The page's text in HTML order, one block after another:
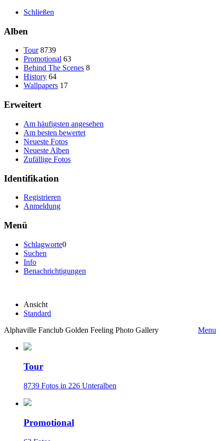
Schließen
Alben
Tour 8739
Promotional 63
Behind The Scenes 8
History 64
Wallpapers 17
Erweitert
Am häufigsten angesehen
Am besten bewertet
Neueste Fotos
Neueste Alben
Zufällige Fotos
Identifikation
Registrieren
Anmeldung
Menü
Schlagworte0
Suchen
Info
Benachrichtigungen
Ansicht
Standard
Alphaville Fanclub Golden Feeling Photo Gallery
Menu
Tour
8739 Fotos in 226 Unteralben
Promotional